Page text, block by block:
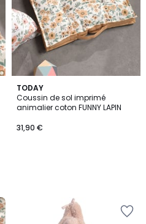
TODAY
Coussin de sol imprimé
animalier coton FUNNY LAPIN
31,90 €